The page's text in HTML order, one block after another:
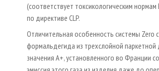
(соответствует токсикологическим
по директиве CLP.
Отличительная особенность системы Zero
формальдегида из трехслойной
значения A+, установленного во Франции